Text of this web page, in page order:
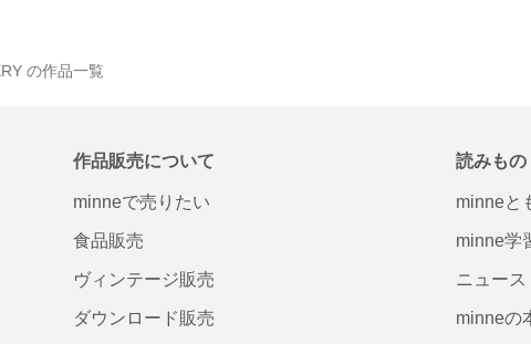
の作品一覧
作品販売について
minneで売りたい
食品販売
ヴィンテージ販売
ダウンロード販売
読みもの
minneと
minne学
ニュース
minneの